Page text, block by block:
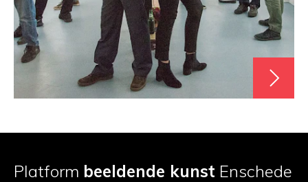
Platform beeldende kunst Enschede